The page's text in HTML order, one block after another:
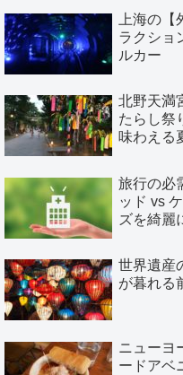
上海の
ラクショ
ルカー
北野天満
たらし祭
味わえる
旅行の必
ッド vs
ズを綺麗
世界遺産
が暮れる
ニューヨ
ードアベ